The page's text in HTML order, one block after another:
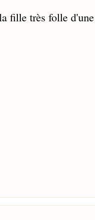
fille très folle d'une